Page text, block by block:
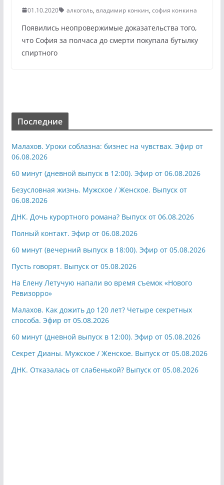
01.10.2020 алкоголь, владимир конкин, софия конкина
Появились неопровержимые доказательства того,
что София за полчаса до смерти покупала бутылку
спиртного
Последние
Малахов. Уроки соблазна: бизнес на чувствах. Эфир от
06.08.2026
60 минут (дневной выпуск в 12:00). Эфир от 06.08.2026
Безусловная жизнь. Мужское / Женское. Выпуск от
06.08.2026
ДНК. Дочь курортного романа? Выпуск от 06.08.2026
Полный контакт. Эфир от 06.08.2026
60 минут (вечерний выпуск в 18:00). Эфир от 05.08.2026
Пусть говорят. Выпуск от 05.08.2026
На Елену Летучую напали во время съемок «Нового
Ревизорро»
Малахов. Как дожить до 120 лет? Четыре секретных
способа. Эфир от 05.08.2026
60 минут (дневной выпуск в 12:00). Эфир от 05.08.2026
Секрет Дианы. Мужское / Женское. Выпуск от 05.08.2026
ДНК. Отказалась от слабенькой? Выпуск от 05.08.2026